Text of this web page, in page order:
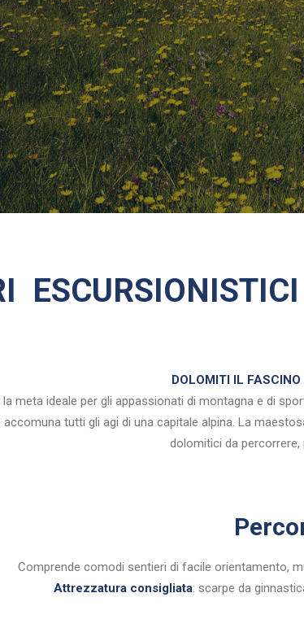
DOLOMITI IL
meta ideale per gli appassionati di montagna e di
tutti gli agi di una capitale alpina. La
dolomitici da
Comprende comodi sentieri di facile orientamento,
Attrezzatura consigliata: scarpe da